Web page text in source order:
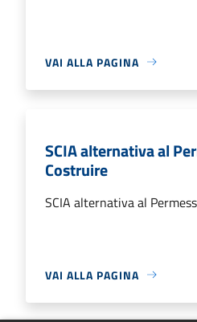
VAI ALLA PAGINA
SCIA alternativa al
Costruire
SCIA alternativa al
VAI ALLA PAGINA